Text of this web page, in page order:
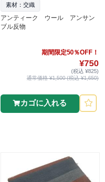
素材：交織
アンティーク ウール アンサン
ブル反物
期間限定50％OFF！
¥750
(税込 ¥825)
通常価格 ¥1,500 (税込 ¥1,650)
カゴに入れる